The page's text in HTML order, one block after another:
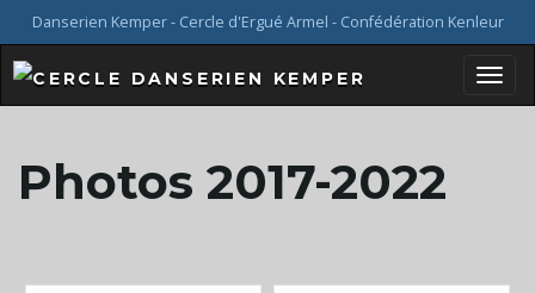
Danserien Kemper - Cercle d'Ergué Armel - Confédération Kenleur
Photos 2017-2022